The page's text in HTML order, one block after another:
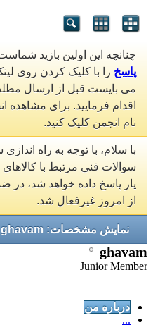
چنانچه این اولین بازید
پاسخ را با کلیک کردن روی
می بایست قبل از ارسال
اقدام فرمایید. برای
نام انجمن کلیک کنید.
با سلام، با توجه به راه
سوالات فنی مرتبط با
یار پاسخ داده خواهد شد، در
از امروز غیرفعال شد.
نمایش مشخصات: ghavam
ghavam
Junior Member
درباره من
...